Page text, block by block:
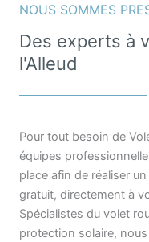
NOUS SOMMES
Des experts à
l'Alleud
Pour tout besoin de
équipes
place afin de réaliser
gratuit, directement à
Spécialistes du volet
protection solaire,